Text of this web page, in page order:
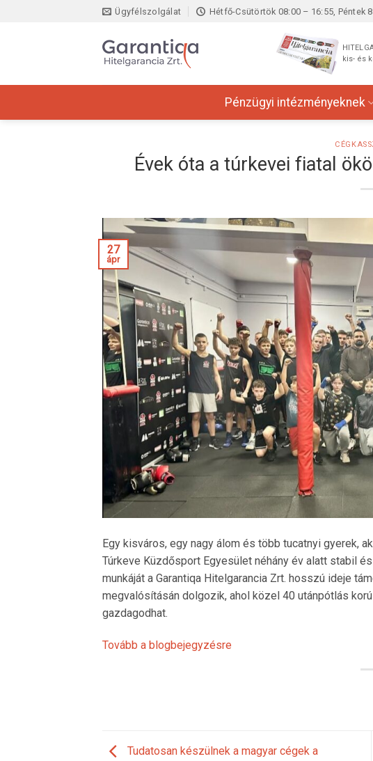
Ügyfélszolgálat Hétfő-Csütörtök 08:00 – 16:55, Péntek
kis- és
Pénzügyi intézményeknek
Évek óta a túrkevei fiatal
27
ápr
Egy kisváros, egy nagy álom és több tucatnyi gyerek,
Túrkeve Küzdősport Egyesület néhány év alatt stabil
munkáját a Garantiqa Hitelgarancia Zrt. hosszú ideje
megvalósításán dolgozik, ahol közel 40 utánpótlás
gazdagodhat.
Tovább a blogbejegyzésre
Tudatosan készülnek a magyar cégek a